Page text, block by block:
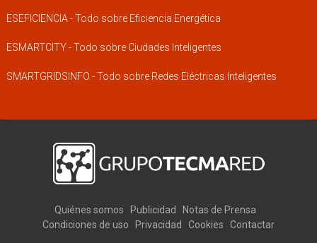
ESEFICIENCIA - Todo sobre Eficiencia Energética
ESMARTCITY - Todo sobre Ciudades Inteligentes
SMARTGRIDSINFO - Todo sobre Redes Eléctricas Inteligentes
Quiénes somos Publicidad
Notas de Prensa
Condiciones de uso
Privacidad Cookies Contactar